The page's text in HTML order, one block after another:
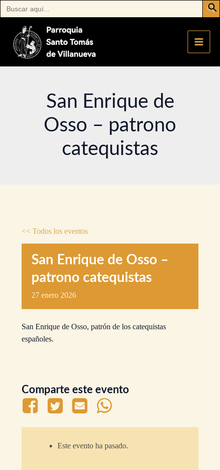
Buscar:
contenido
San Enrique de
Osso – patrono
catequistas
<< Todos los eventos
San Enrique de Osso –
patrono catequistas
27 enero 2026
San Enrique de Osso, patrón de los catequistas
españoles.
Comparte este evento
Este evento ha pasado.